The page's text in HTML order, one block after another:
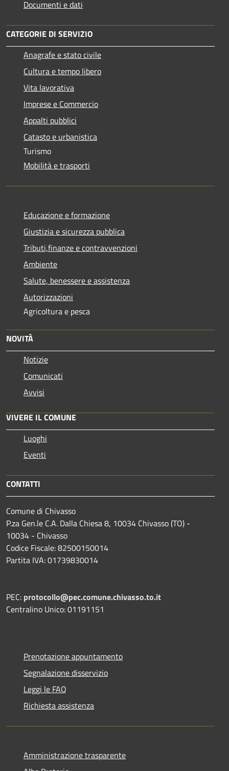
Documenti e dati
CATEGORIE DI SERVIZIO
Anagrafe e stato civile
Cultura e tempo libero
Vita lavorativa
Imprese e Commercio
Appalti pubblici
Catasto e urbanistica
Turismo
Mobilità e trasporti
Educazione e formazione
Giustizia e sicurezza pubblica
Tributi,finanze e contravvenzioni
Ambiente
Salute, benessere e assistenza
Autorizzazioni
Agricoltura e pesca
NOVITÀ
Notizie
Comunicati
Avvisi
VIVERE IL COMUNE
Luoghi
Eventi
CONTATTI
Comune di Chivasso
P.za Gen.le C.A. Dalla Chiesa 8, 10034 Chivasso (TO) -
10034 - Chivasso
Codice Fiscale: 82500150014
Partita IVA: 01739830014
PEC: protocollo@pec.comune.chivasso.to.it
Centralino Unico: 01191151
Prenotazione appuntamento
Segnalazione disservizio
Leggi le FAQ
Richiesta assistenza
Amministrazione trasparente